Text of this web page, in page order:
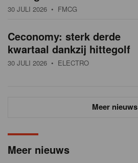
Meer nieuws
30 JULI 2026 • FMCG
Ceconomy: sterk derde
kwartaal dankzij hittegolf
30 JULI 2026 • ELECTRO
Meer nieuws